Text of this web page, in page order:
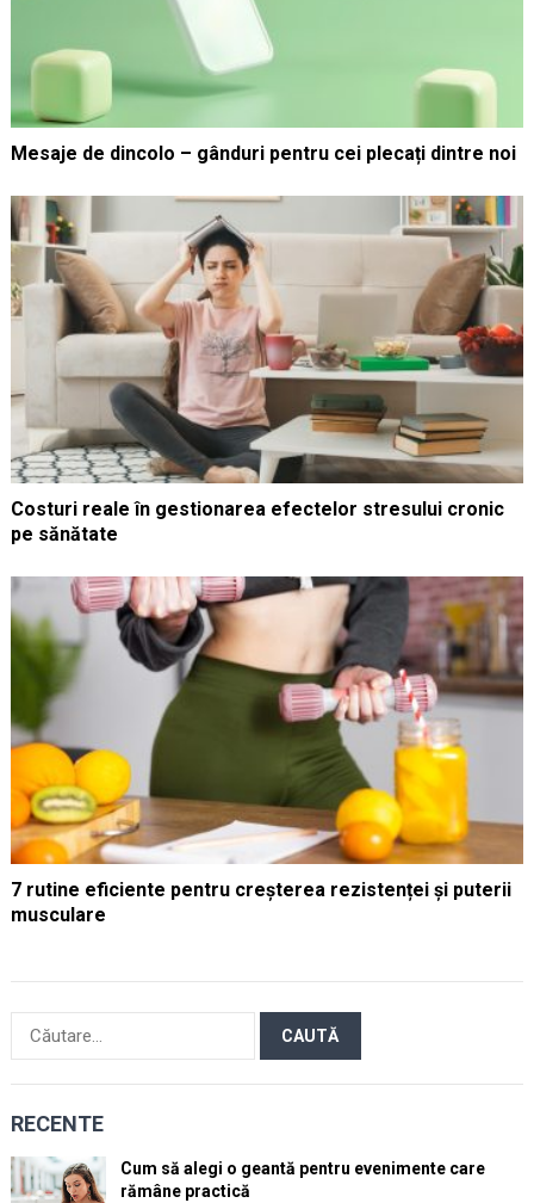
Mesaje de dincolo – gânduri pentru cei plecați dintre noi
Costuri reale în gestionarea efectelor stresului cronic
pe sănătate
7 rutine eficiente pentru creșterea rezistenței și puterii
musculare
după:
RECENTE
Cum să alegi o geantă pentru evenimente care
rămâne practică